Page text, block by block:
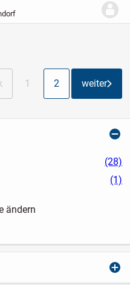
Haus erstreckt sich über
Etagen. Das
1 2 weiter
(28)
(1)
ändern